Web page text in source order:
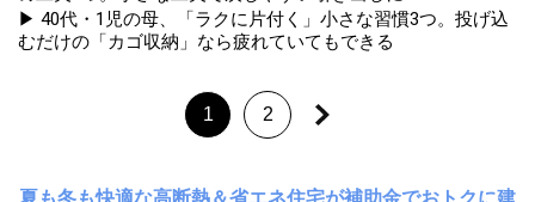
▶ 40代・1児の母、「ラクに片付く」小さな習慣3つ。投げ込
むだけの「カゴ収納」なら疲れていてもできる
1 2